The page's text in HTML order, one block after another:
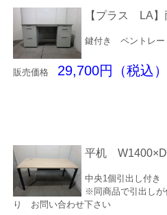
【プラス LA
鍵付き ペントレ
販売価格 29,700円（税込）
平机
中央1個引出し付
※同商品で引出しが
り お問い合わせ下さい